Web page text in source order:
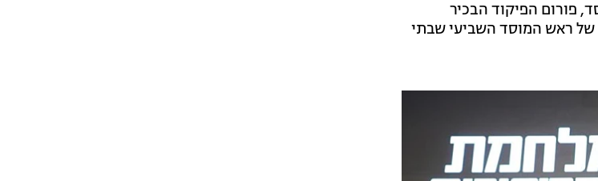
פורום הפיקוד הבכיר
של ראש המוסד השביעי שבתי